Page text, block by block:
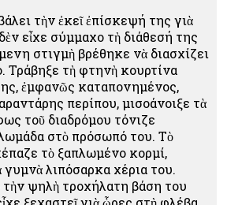
τὴν ἐκεῖ ἐπίσκεψή της γιὰ
εἶχε σύμμαχο τὴ διάθεσή της
στιγμὴ βρέθηκε νὰ διασχίζει
Τράβηξε τὴ φτηνὴ κουρτίνα
ἐμφανῶς καταπονημένος,
περίπου, μισοάνοιξε τὰ
τοῦ διαδρόμου τόνιζε
στὸ πρόσωπό του. Τὸ
τὸ ξαπλωμένο κορμί,
λιπόσαρκα χέρια του.
ψηλὴ τροχήλατη βάση του